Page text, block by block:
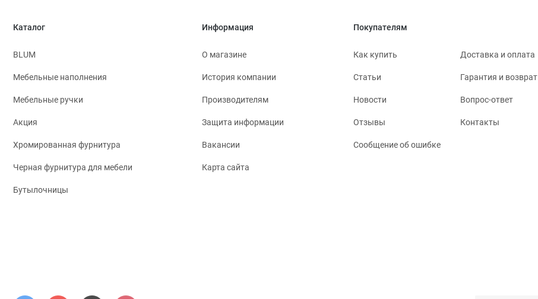
Каталог
BLUM
Мебельные наполнения
Мебельные ручки
Акция
Хромированная фурнитура
Черная фурнитура для мебели
Бутылочницы
Информация
О магазине
История компании
Производителям
Защита информации
Вакансии
Карта сайта
Покупателям
Как купить Доставка и оплата
Статьи Гарантия и возврат
Новости Вопрос-ответ
Отзывы Контакты
Сообщение об ошибке